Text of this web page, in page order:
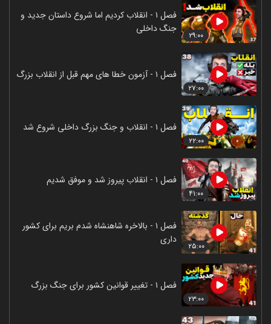
۲۹:۰۰
فصل ۱ - انقلاب کردیم اما شروع داستان جدید و
جنگ داخلی
۲۷:۰۰
فصل ۱ - آزمون خطا های مهم قبل از انقلاب بزرگ
۲۲:۰۰
فصل ۱ - انقلاب و جنگ بزرگ داخلی شروع شد
۴۱:۰۰
فصل ۱ - انقلاب پیروز شد و موفق شدیم
۲۵:۰۰
فصل ۱ - بالاخره شاهنشاه شدم بریم برای کشور
داری
۲۳:۰۰
فصل ۱ - تغییر قوانین کشور برای جنگ بزرگ